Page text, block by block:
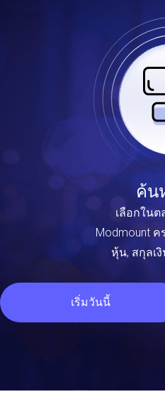
ค้น
เลือกใน
Modmount
หุ้น, สกุลเ
เริ่มวันนี้